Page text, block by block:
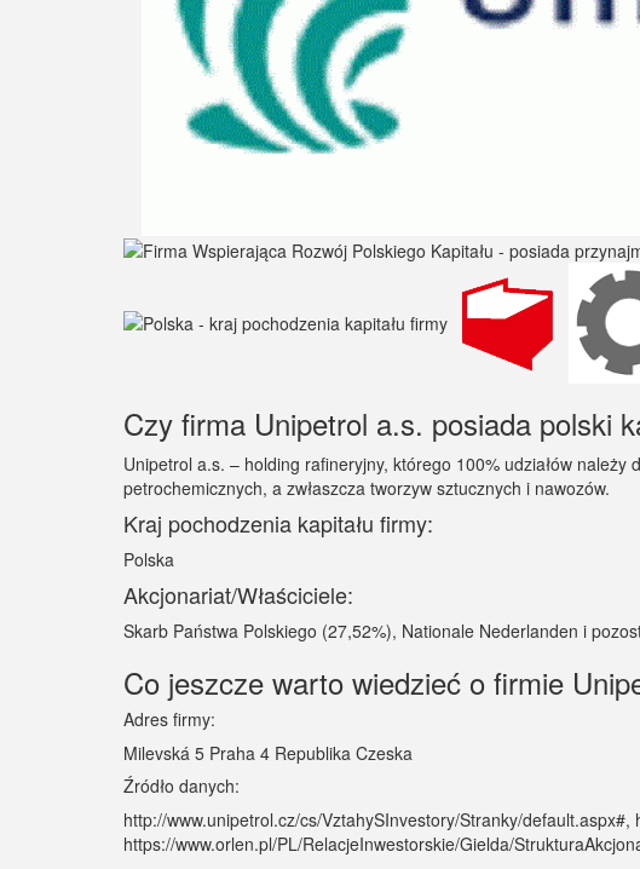
Czy firma Unipetrol a.s. posiada polski
Unipetrol a.s. – holding rafineryjny, którego 100% udziałów
petrochemicznych, a zwłaszcza tworzyw sztucznych i nawozów.
Kraj pochodzenia kapitału firmy:
Polska
Akcjonariat/Właściciele:
Skarb Państwa Polskiego (27,52%), Nationale Nederlanden i
Co jeszcze warto wiedzieć o firmie
Adres firmy:
Milevská 5 Praha 4 Republika Czeska
Źródło danych:
http://www.unipetrol.cz/cs/VztahySInvestory/Stranky/
https://www.orlen.pl/PL/RelacjeInwestorskie/Gielda/